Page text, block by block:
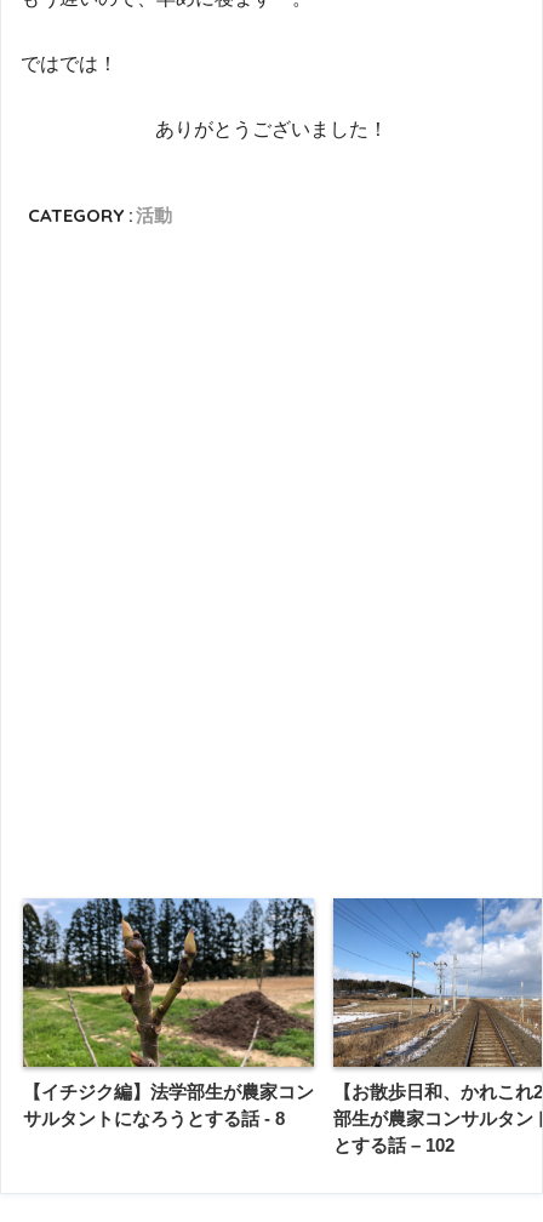
ではでは！
ありがとうございました！
CATEGORY :活動
【イチジク編】法学部生が農家コン
サルタントになろうとする話 - 8
【お散歩日和、かれこれ
部生が農家コンサルタン
とする話 – 102